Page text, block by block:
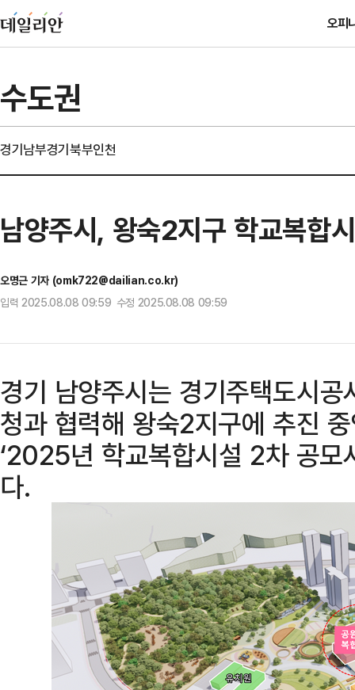
오피
수도권
경기남부경기북부인천
남양주시, 왕숙2지구 학교복합
오명근 기자 (omk722@dailian.co.kr)
입력 2025.08.08 09:59 수정 2025.08.08 09:59
경기 남양주시는 경기주택도시
청과 협력해 왕숙2지구에 추진
‘2025년 학교복합시설 2차 공모
다.